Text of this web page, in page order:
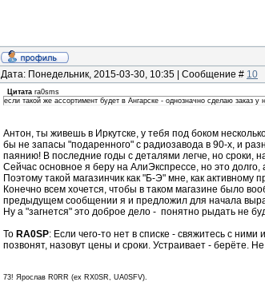
Дата: Понедельник, 2015-03-30, 10:35 | Сообщение # 10
Цитата ra0sms
если такой же ассортимент будет в Ангарске - однозначно сделаю заказ у
Антон, ты живешь в Иркутске, у тебя под боком
бы не запасы "подаренного" c радиозавода в 90-х, и
паянию! В последние годы с деталями легче, но сроки,
Сейчас основное я беру на АлиЭкспрессе, но это
Поэтому такой магазинчик как "Б-Э" мне, как активному
Конечно всем хочется, чтобы в таком магазине было
предыдущем сообщении я и предложил для начала
Ну а "загнется" это доброе дело - понятно рыдать не
То RA0SP: Если чего-то нет в списке - свяжитесь с
позвонят, назовут цены и сроки. Устраивает - берёте.
73! Ярослав R0RR (ex RX0SR, UA0SFV).